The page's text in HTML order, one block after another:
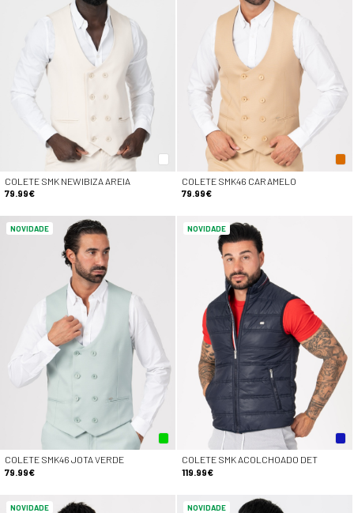
COLETE SMK NEWIBIZA AREIA
79.99€
COLETE SMK46 CARAMELO
79.99€
NOVIDADE
COLETE SMK46 JOTA VERDE
79.99€
NOVIDADE
COLETE SMK ACOLCHOADO DET
119.99€
NOVIDADE NOVIDADE